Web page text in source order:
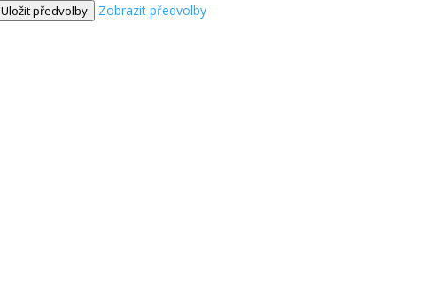
Uložit předvolby
Zobrazit předvolby